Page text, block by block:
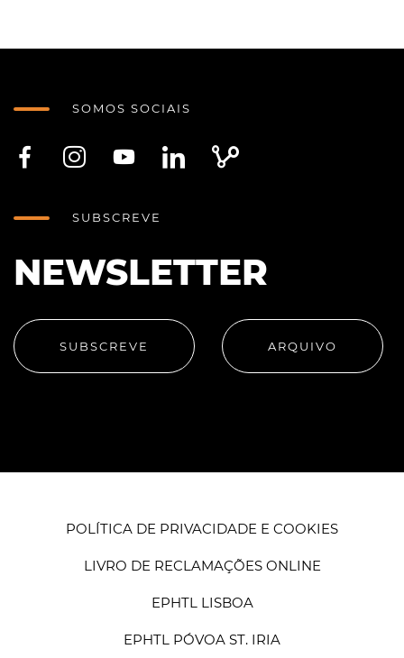
SOMOS SOCIAIS
SUBSCREVE
NEWSLETTER
SUBSCREVE ARQUIVO
POLÍTICA DE PRIVACIDADE E COOKIES
LIVRO DE RECLAMAÇÕES ONLINE
EPHTL LISBOA
EPHTL PÓVOA ST. IRIA